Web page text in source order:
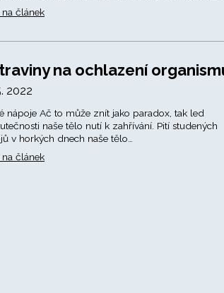
na článek
na ochlazení
2022
nápoje Ač to může znít jako paradox, tak led
naše tělo nutí k zahřívání. Pití studených
v horkých dnech naše tělo…
na článek